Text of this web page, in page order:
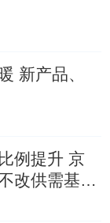
新产品、
例提升 京
改供需基本